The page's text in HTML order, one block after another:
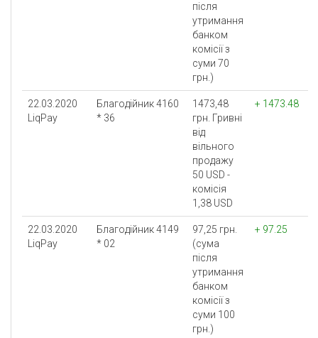
після
утримання
банком
комісії з
суми 70
грн.)
22.03.2020
LiqPay
Благодійник 4160
* 36
1473,48
грн. Гривнi
вiд
вiльного
продажу
50 USD -
комісія
1,38 USD
+ 1473.48
22.03.2020
LiqPay
Благодійник 4149
* 02
97,25 грн.
(сума
після
утримання
банком
комісії з
суми 100
грн.)
+ 97.25